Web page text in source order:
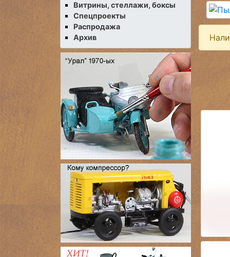
Витрины, стеллажи, боксы
Спецпроекты
Распродажа
Архив